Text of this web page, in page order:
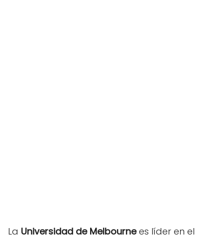
La Universidad de Melbournees líder en el